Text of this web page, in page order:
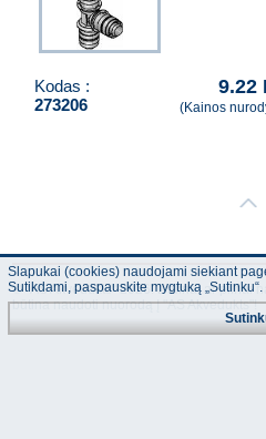
Kodas :
273206
9.22
(Kainos
© "AS Akvedukts" 2026. Dalinai ar pilnai
būtina naudoti nuorodą Į "AS Akvedukts"!
Slapukai (cookies) naudojami siekiant
Sutikdami, paspauskite mygtuką „Sutinku“.